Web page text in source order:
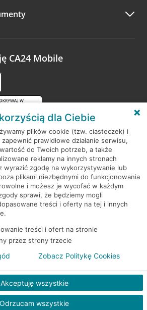
CA24 Mobile
Polska S.A. Wszelkie prawa zastrzeżone
dla Ciebie
plików cookie (tzw. ciasteczek) i
prawidłowe działanie serwisu,
do Twoich potrzeb, a także
reklamy na innych stronach
wyrazić zgodę na wykorzystywanie lub
plikami niezbędnymi do funkcjonowania
i możesz je wycofać w każdym
sprawi, że będziemy mogli
treści i oferty na tej i innych
treści i ofert na stronie
przez strony trzecie
Akceptuję wszystkie
Odrzucam wszystkie
Zobacz Politykę Cookies